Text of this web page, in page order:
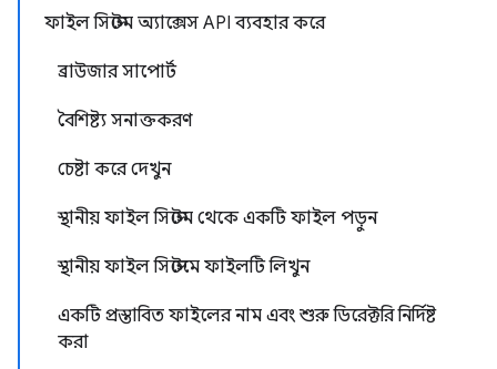
ফাইল সিস্টেম অ্যাক্সেস API ব্যবহার করে
ব্রাউজার সাপোর্ট
বৈশিষ্ট্য সনাক্তকরণ
চেষ্টা করে দেখুন
স্থানীয় ফাইল সিস্টেম থেকে একটি ফাইল পড়ুন
স্থানীয় ফাইল সিস্টেমে ফাইলটি লিখুন
একটি প্রস্তাবিত ফাইলের নাম এবং শুরু ডিরেক্টরি নির্দিষ্ট
করা